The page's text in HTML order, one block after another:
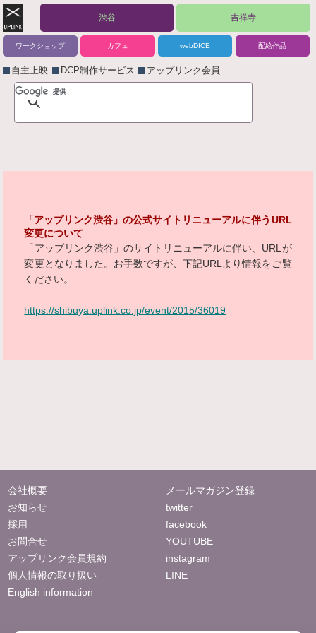
渋谷 吉祥寺
ワークショップ カフェ webDICE 配給作品
自主上映 DCP制作サービス アップリンク会員
「アップリンク渋谷」の公式サイトリニューアルに伴うURL
変更について
「アップリンク渋谷」のサイトリニューアルに伴い、URLが
変更となりました。お手数ですが、下記URLより情報をご覧
ください。
https://shibuya.uplink.co.jp/event/2015/36019
会社概要
お知らせ
採用
お問合せ
アップリンク会員規約
個人情報の取り扱い
English information
メールマガジン登録
twitter
facebook
YOUTUBE
instagram
LINE